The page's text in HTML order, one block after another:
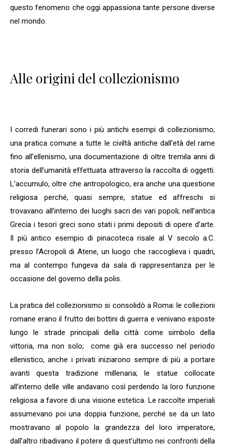
questo fenomeno che oggi appassiona tante persone diverse
nel mondo.
Alle origini del collezionismo
I corredi funerari sono i più antichi esempi di collezionismo;
una pratica comune a tutte le civiltà antiche dall’età del rame
fino all’ellenismo, una documentazione di oltre tremila anni di
storia dell’umanità effettuata attraverso la raccolta di oggetti.
L’accumulo, oltre che antropologico, era anche una questione
religiosa perché, quasi sempre, statue ed affreschi si
trovavano all’interno dei luoghi sacri dei vari popoli; nell’antica
Grecia i tesori greci sono stati i primi depositi di opere d’arte.
Il più antico esempio di pinacoteca risale al V secolo a.C.
presso l’Acropoli di Atene, un luogo che raccoglieva i quadri,
ma al contempo fungeva da sala di rappresentanza per le
occasione del governo della polis.
La pratica del collezionismo si consolidò a Roma: le collezioni
romane erano il frutto dei bottini di guerra e venivano esposte
lungo le strade principali della città come simbolo della
vittoria, ma non solo; come già era successo nel periodo
ellenistico, anche i privati iniziarono sempre di più a portare
avanti questa tradizione millenaria; le statue collocate
all’interno delle ville andavano così perdendo la loro funzione
religiosa a favore di una visione estetica. Le raccolte imperiali
assumevano poi una doppia funzione, perché se da un lato
mostravano al popolo la grandezza del loro imperatore,
dall’altro ribadivano il potere di quest’ultimo nei confronti della